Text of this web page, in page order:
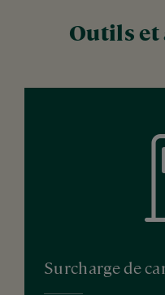
Outils
Surcharge de